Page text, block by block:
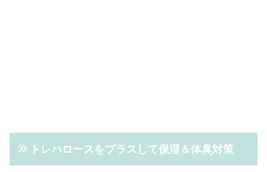
トレハロースをプラスして保湿＆体臭対策